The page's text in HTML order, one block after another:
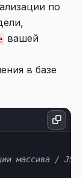
по
вашей
в базе
массива /